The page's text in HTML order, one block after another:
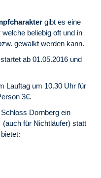
gibt es eine
beliebig oft und in
gewalkt werden kann.
ab 01.05.2016 und
Lauftag um 10.30 Uhr für
3€.
Dornberg ein
(auch für Nichtläufer) statt